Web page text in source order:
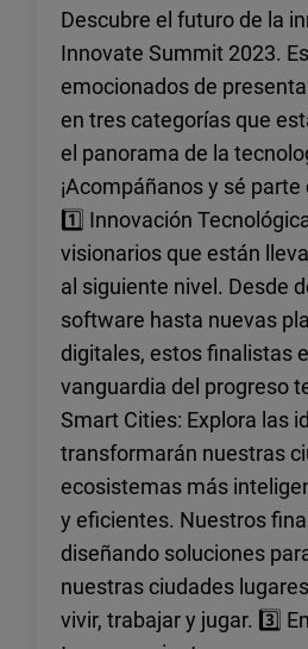
Descubre el futuro de la
Innovate Summit 2023.
emocionados de
en tres categorías que
el panorama de la
¡Acompáñanos y sé
1️⃣ Innovación
visionarios que están
al siguiente nivel. Desde
software hasta nuevas
digitales, estos finalistas
vanguardia del progreso
Smart Cities: Explora las
transformarán nuestras
ecosistemas más
y eficientes. Nuestros
diseñando soluciones
nuestras ciudades
vivir, trabajar y jugar. 3️⃣